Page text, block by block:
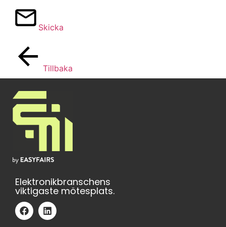
Skicka
Tillbaka
Elektronikbranschens
viktigaste mötesplats.